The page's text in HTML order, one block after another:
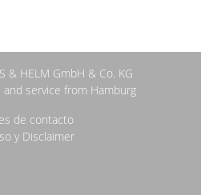
& HELM GmbH & Co. KG
service from Hamburg
de contacto
y Disclaimer